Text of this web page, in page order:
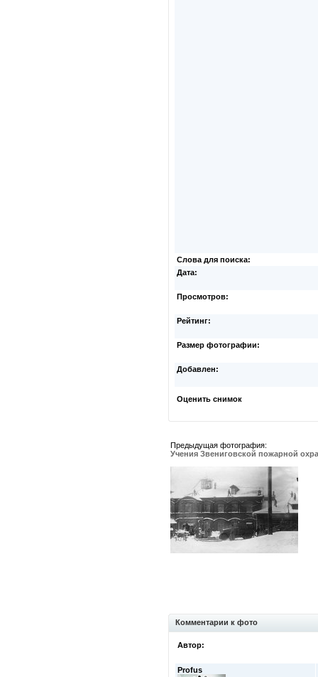
Слова для поиска:
Дата:
Просмотров:
Рейтинг:
Размер фотографии:
Добавлен:
Оценить снимок
Предыдущая фотография:
Учения Звениговской пожарной
Комментарии к фото
Автор:
Profus